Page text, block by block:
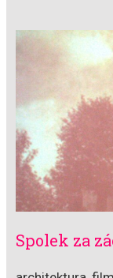
Spolek za